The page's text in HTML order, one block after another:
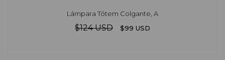
Lámpara Tótem Colgante, A
$124 USD $99 USD